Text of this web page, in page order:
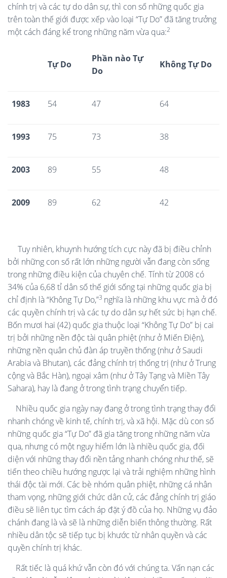
chính trị và các tự do dân sự, thì con số những quốc gia
trên toàn thế giới được xếp vào loại “Tự Do” đã tăng trưởng
một cách đáng kể trong những năm vừa qua:2
Tự Do
Phần nào Tự
Do
Không Tự Do
1983 54 47 64
1993 75 73 38
2003 89 55 48
2009 89 62 42
Tuy nhiên, khuynh hướng tích cực này đã bị điều chỉnh
bởi những con số rất lớn những người vẫn đang còn sống
trong những điều kiện của chuyên chế. Tính từ 2008 có
34% của 6,68 tỉ dân số thế giới sống tại những quốc gia bị
chỉ định là “Không Tự Do,”3 nghĩa là những khu vực mà ở đó
các quyền chính trị và các tự do dân sự hết sức bị hạn chế.
Bốn mươi hai (42) quốc gia thuộc loại “Không Tự Do” bị cai
trị bởi những nền độc tài quân phiệt (như ở Miến Điện),
những nền quân chủ đàn áp truyền thống (như ở Saudi
Arabia và Bhutan), các đảng chính trị thống trị (như ở Trung
cộng và Bắc Hàn), ngoại xâm (như ở Tây Tạng và Miền Tây
Sahara), hay là đang ở trong tình trạng chuyển tiếp.
Nhiều quốc gia ngày nay đang ở trong tình trạng thay đổi
nhanh chóng về kinh tế, chính trị, và xã hội. Mặc dù con số
những quốc gia “Tự Do” đã gia tăng trong những năm vừa
qua, nhưng có một nguy hiểm lớn là nhiều quốc gia, đối
diện với những thay đổi nền tảng nhanh chóng như thế, sẽ
tiến theo chiều hướng ngược lại và trải nghiệm những hình
thái độc tài mới. Các bè nhóm quân phiệt, những cá nhân
tham vọng, những giới chức dân cử, các đảng chính trị giáo
điều sẽ liên tục tìm cách áp đặt ý đồ của họ. Những vụ đảo
chánh đang là và sẽ là những diễn biến thông thường. Rất
nhiều dân tộc sẽ tiếp tục bị khước từ nhân quyền và các
quyền chính trị khác.
Rất tiếc là quá khứ vẫn còn đó với chúng ta. Vấn nạn các